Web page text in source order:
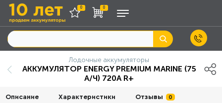
0 0
Лодочные аккумуляторы
АККУМУЛЯТОР ENERGY PREMIUM MARINE (75
A/Ч) 720A R+
Описание Характеристики Отзывы 0